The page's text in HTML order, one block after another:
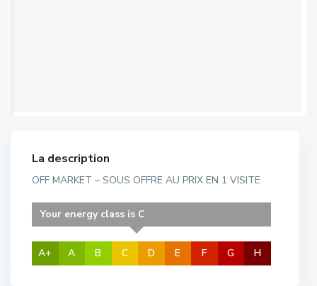
La description
OFF MARKET – SOUS OFFRE AU PRIX EN 1 VISITE
A+ A B
Your energy class is C
C D E F G H